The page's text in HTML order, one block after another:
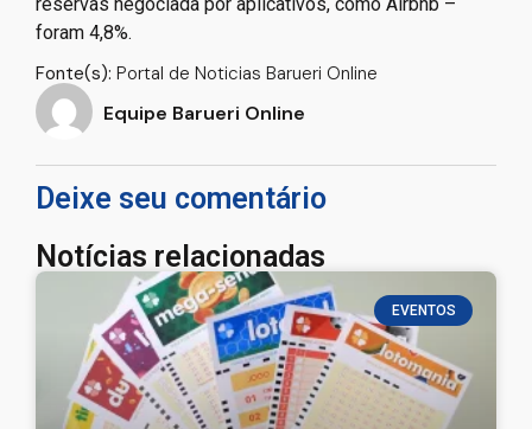
Hotel, resort ou flat responderam por 18,1% das
hospedagens. Imóvel por temporada – que inclui
reservas negociada por aplicativos, como Airbnb –
foram 4,8%.
Equipe Barueri Online
Deixe seu comentário
Notícias relacionadas
EVENTOS